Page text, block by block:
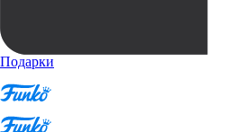
Подарки